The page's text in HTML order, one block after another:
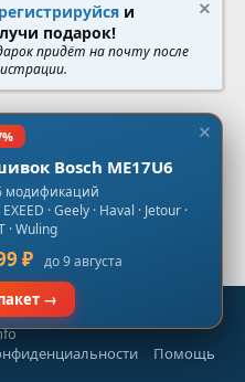
Помощь
и
подарок!
придёт на почту после
Bosch ME17U6
модификаций
· Geely · Haval · Jetour ·
· Wuling
₽ до 9 августа
→